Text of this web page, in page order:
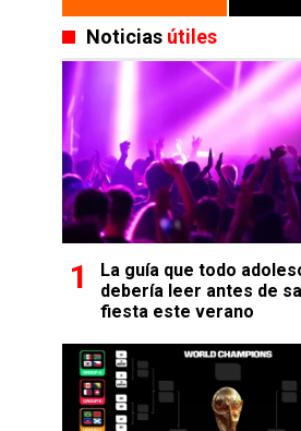
Noticias útiles
La guía que todo
debería leer antes de
fiesta este verano